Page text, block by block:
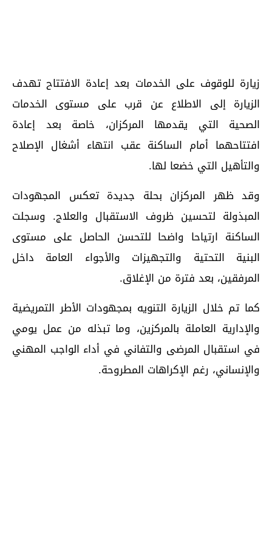
زيارة للوقوف على الخدمات بعد إعادة الافتتاح تهدف
الزيارة إلى الاطلاع عن قرب على مستوى الخدمات
الصحية التي يقدمها المركزان، خاصة بعد إعادة
افتتاحهما أمام الساكنة عقب انتهاء أشغال الإصلاح
والتأهيل التي خضعا لها.
وقد ظهر المركزان بحلة جديدة تعكس المجهودات
المبذولة لتحسين ظروف الاستقبال والعلاج. وسجلت
الساكنة ارتياحا واضحا للتحسن الحاصل على مستوى
البنية التحتية والتجهيزات والأجواء العامة داخل
المرفقين، بعد فترة من الإغلاق.
كما تم خلال الزيارة التنويه بمجهودات الأطر التمريضية
والإدارية العاملة بالمركزين، وما تبذله من عمل يومي
في استقبال المرضى والتفاني في أداء الواجب المهني
والإنساني، رغم الإكراهات المطروحة.